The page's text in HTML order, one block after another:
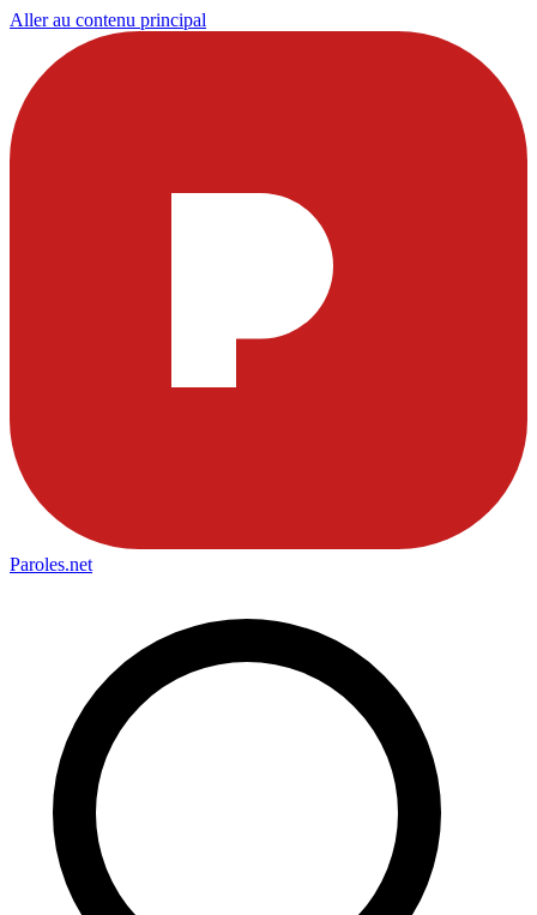
Aller au contenu principal
Paroles.net